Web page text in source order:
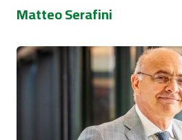
Matteo Serafini